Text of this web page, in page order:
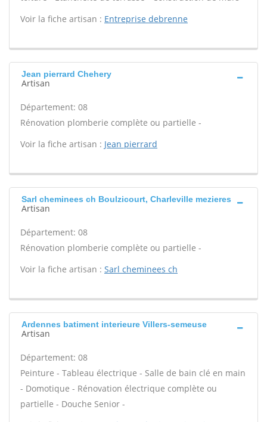
Voir la fiche artisan : Entreprise debrenne
Jean pierrard Chehery
Artisan
Département: 08
Rénovation plomberie complète ou partielle -
Voir la fiche artisan : Jean pierrard
Sarl cheminees ch Boulzicourt, Charleville mezieres
Artisan
Département: 08
Rénovation plomberie complète ou partielle -
Voir la fiche artisan : Sarl cheminees ch
Ardennes batiment interieure Villers-semeuse
Artisan
Département: 08
Peinture - Tableau électrique - Salle de bain clé en main
- Domotique - Rénovation électrique complète ou
partielle - Douche Senior -